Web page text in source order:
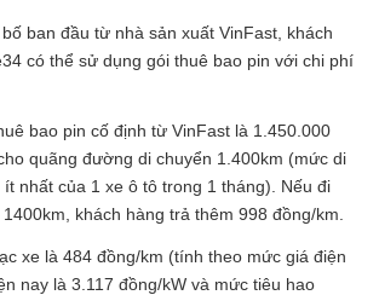
ban đầu từ nhà sản xuất VinFast, khách
có thể sử dụng gói thuê bao pin với chi phí
bao pin cố định từ VinFast là 1.450.000
quãng đường di chuyển 1.400km (mức di
nhất của 1 xe ô tô trong 1 tháng). Nếu đi
khách hàng trả thêm 998 đồng/km.
xe là 484 đồng/km (tính theo mức giá điện
nay là 3.117 đồng/kW và mức tiêu hao